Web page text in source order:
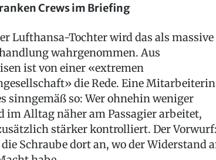
Crews im Briefing
Lufthansa-Tochter wird das als massive
wahrgenommen. Aus
ist von einer «extremen
die Rede. Eine Mitarbeiterin
sinngemäß so: Wer ohnehin weniger
im Alltag näher am Passagier arbeitet,
stärker kontrolliert. Der
Schraube dort an, wo der Widerstand